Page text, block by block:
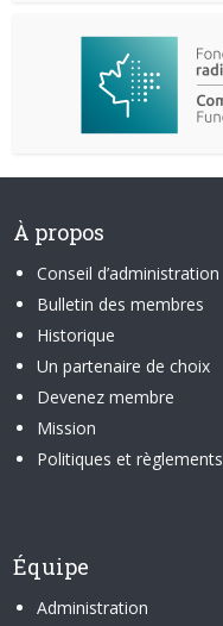
À propos
Conseil d’administration
Bulletin des membres
Historique
Un partenaire de choix
Devenez membre
Mission
Politiques et règlements
Équipe
Administration